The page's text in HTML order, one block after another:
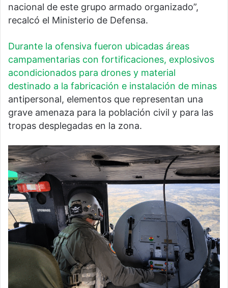
nacional de este grupo armado organizado”,
recalcó el Ministerio de Defensa.
Durante la ofensiva fueron ubicadas áreas
campamentarias con fortificaciones, explosivos
acondicionados para drones y material
destinado a la fabricación e instalación de minas
antipersonal, elementos que representan una
grave amenaza para la población civil y para las
tropas desplegadas en la zona.